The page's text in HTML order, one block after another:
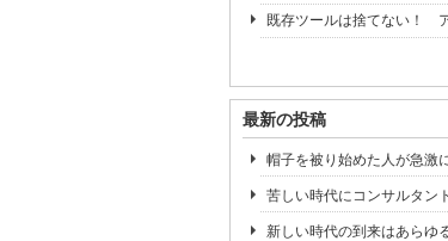
既存ツールは捨てない！
最新の投稿
帽子を被り始めた人が急激
苦しい時代にコンサルタン
新しい時代の到来はあらゆ